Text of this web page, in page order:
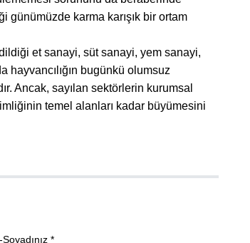
karma karışık bir ortam
et sanayi, süt sanayi, yem sanayi,
bugünkü olumsuz
Ancak, sayılan sektörlerin kurumsal
temel alanları kadar büyümesini
Soyadınız *